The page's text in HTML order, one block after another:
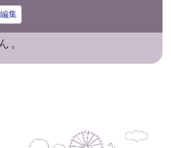
編集
。